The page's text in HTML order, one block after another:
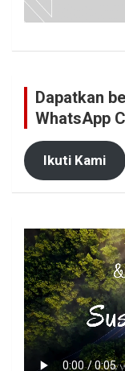
Dapatkan
WhatsApp
Ikuti Kami